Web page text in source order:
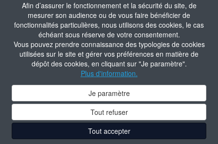
Afin d’assurer le fonctionnement et la sécurité du site, de
mesurer son audience ou de vous faire bénéficier de
fonctionnalités particulières, nous utilisons des cookies, le cas
échéant sous réserve de votre consentement.
Vous pouvez prendre connaissance des typologies de cookies
utilisées sur le site et gérer vos préférences en matière de
dépôt des cookies, en cliquant sur "Je paramètre".
Plus d'information.
Je paramètre
Tout refuser
Tout accepter